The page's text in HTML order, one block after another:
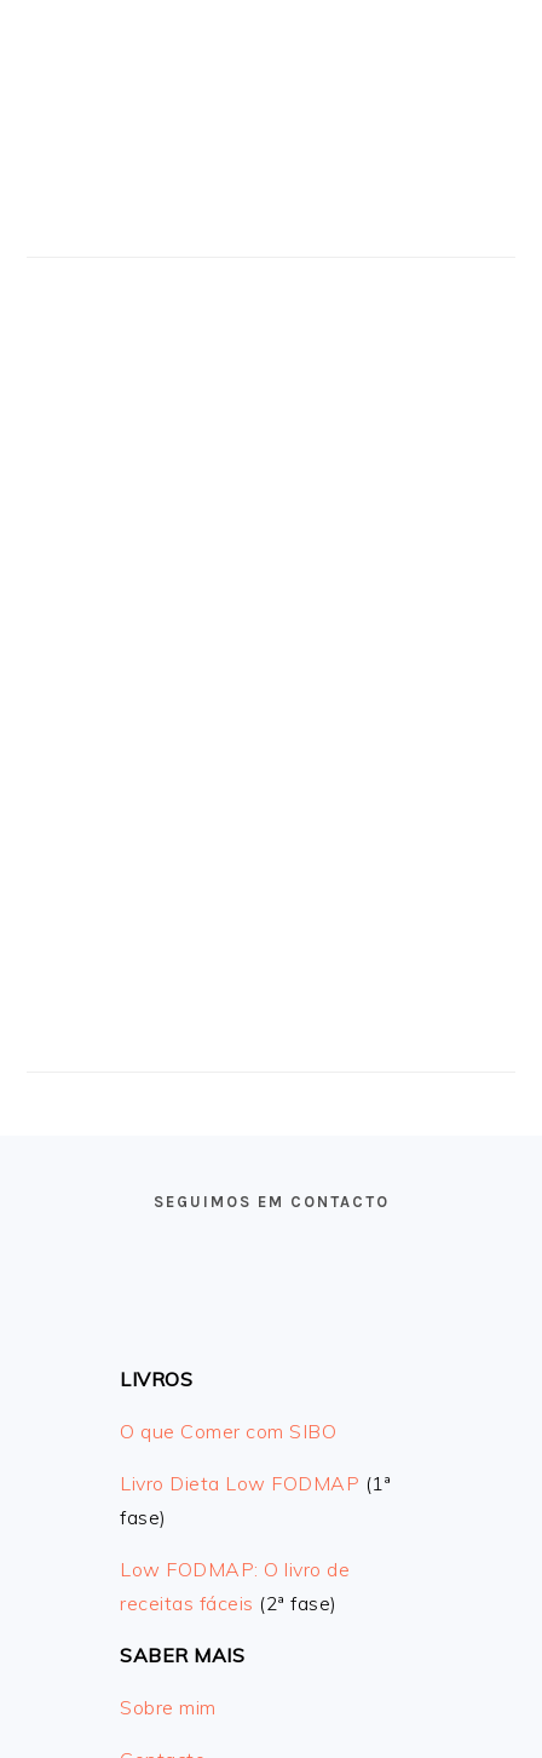
SEGUIMOS EM CONTACTO
LIVROS
O que Comer com SIBO
Livro Dieta Low FODMAP (1ª
fase)
Low FODMAP: O livro de
receitas fáceis (2ª fase)
SABER MAIS
Sobre mim